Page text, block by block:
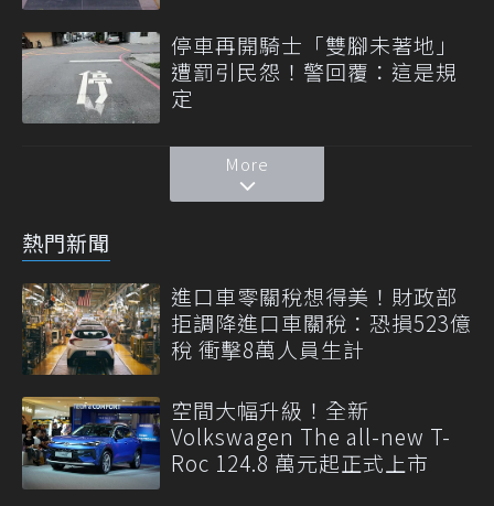
停車再開騎士「雙腳未著地」
遭罰引民怨！警回覆：這是規
定
More
熱門新聞
進口車零關稅想得美！財政部
拒調降進口車關稅：恐損523億
稅 衝擊8萬人員生計
空間大幅升級！全新
Volkswagen The all-new T-
Roc 124.8 萬元起正式上市